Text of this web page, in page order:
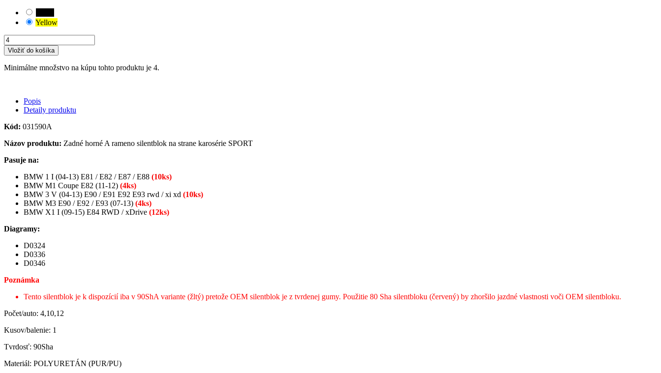
Yellow
Vložiť do košíka
Minimálne množstvo na kúpu tohto produktu je 4.
Popis
Detaily produktu
Kód: 031590A
Názov produktu: Zadné horné A rameno silentblok na strane karosérie SPORT
Pasuje na:
BMW 1 I (04-13) E81 / E82 / E87 / E88 (10ks)
BMW M1 Coupe E82 (11-12) (4ks)
BMW 3 V (04-13) E90 / E91 E92 E93 rwd / xi xd (10ks)
BMW M3 E90 / E92 / E93 (07-13) (4ks)
BMW X1 I (09-15) E84 RWD / xDrive (12ks)
Diagramy:
D0324
D0336
D0346
Poznámka
Tento silentblok je k dispozícií iba v 90ShA variante (žltý) pretože OEM silentblok je z tvrdenej gumy. Použitie 80 Sha silentbloku (červený) by zhoršilo jazdné vlastnosti voči OEM silentbloku.
Počet/auto: 4,10,12
Kusov/balenie: 1
Tvrdosť: 90Sha
Materiál: POLYURETÁN (PUR/PU)